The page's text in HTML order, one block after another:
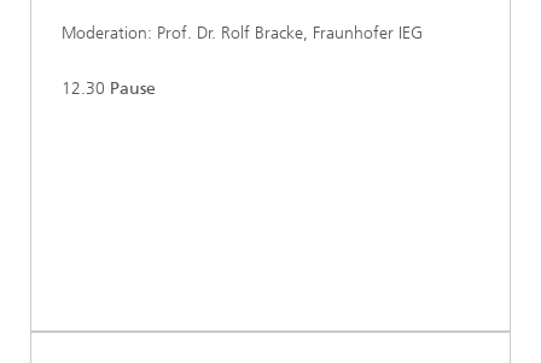
Moderation: Prof. Dr. Rolf Bracke, Fraunhofer IEG
12.30 Pause